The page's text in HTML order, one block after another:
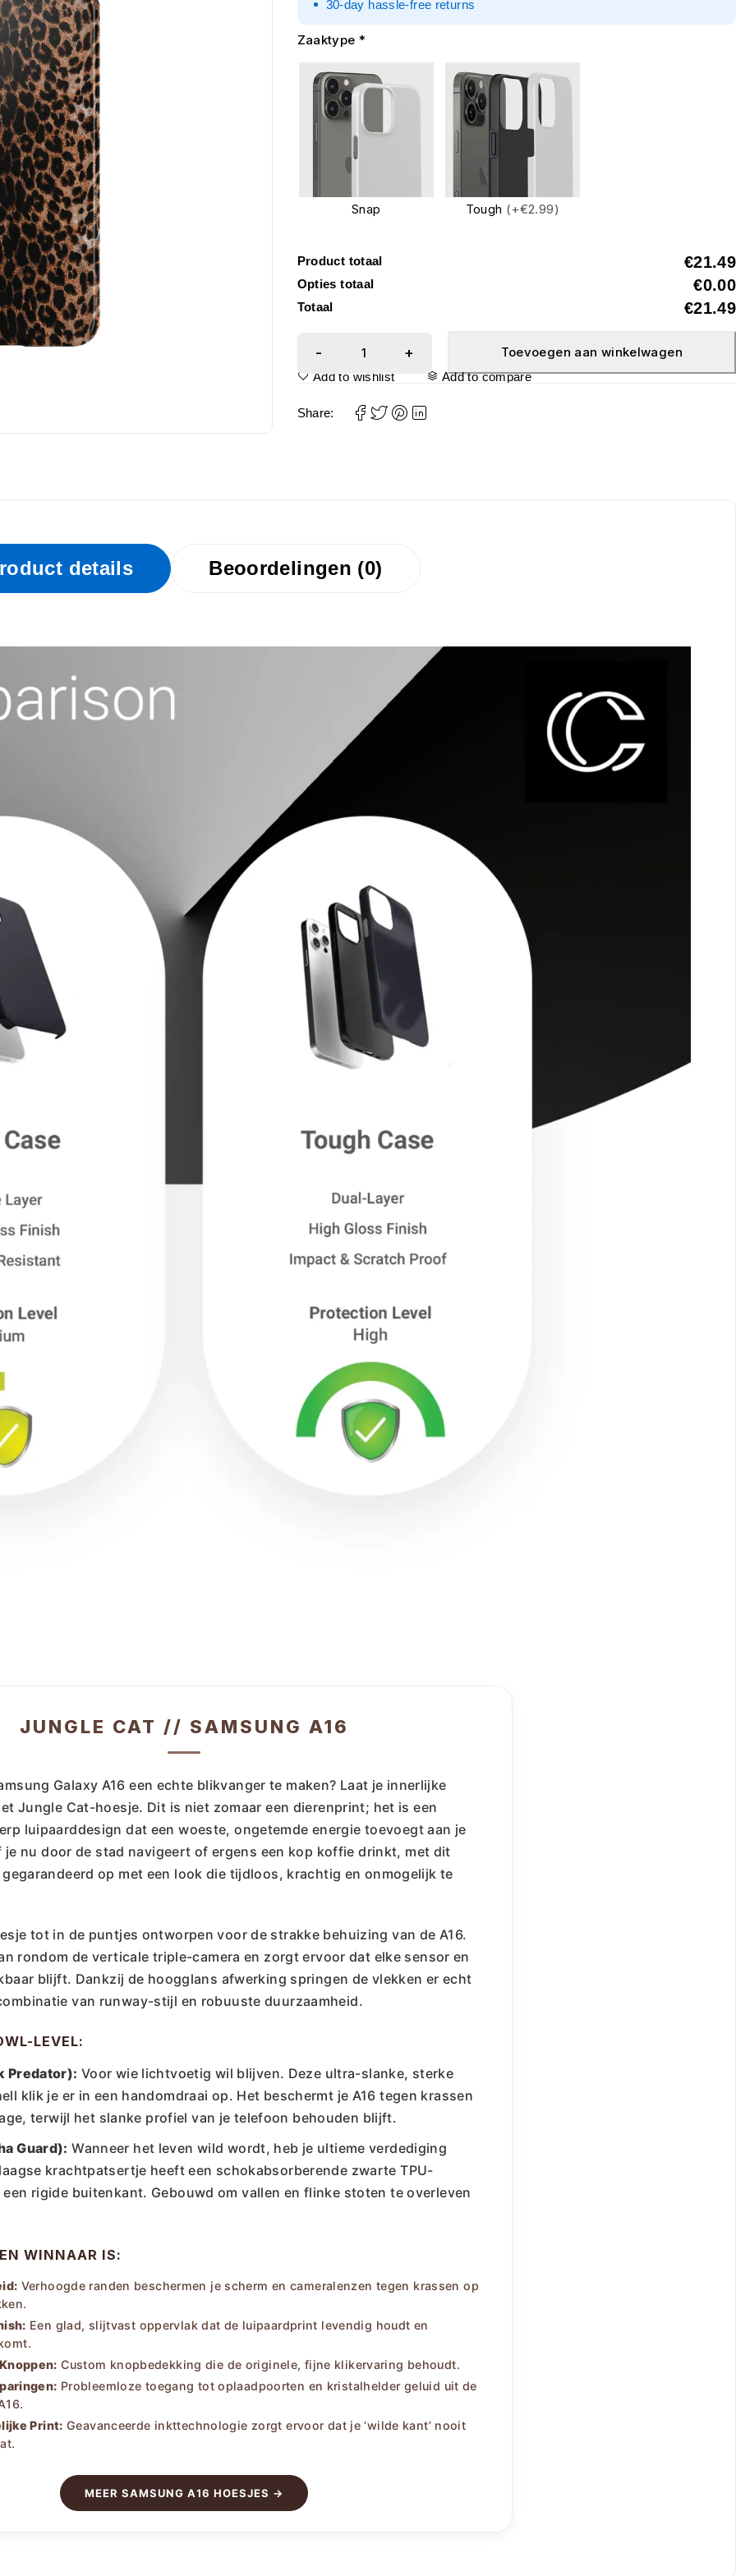
30-day hassle-free returns
Zaaktype *
Snap Tough (+€2.99)
Product totaal €21.49
Opties totaal €0.00
Totaal €21.49
Toevoegen aan winkelwagen
Add to wishlist Add to compare
Share:
details Beoordelingen (0)
JUNGLE CAT // SAMSUNG A16
Galaxy A16 een echte blikvanger te maken? Laat je innerlijke
Jungle Cat-hoesje. Dit is niet zomaar een dierenprint; het is een
luipaarddesign dat een woeste, ongetemde energie toevoegt aan je
je nu door de stad navigeert of ergens een kop koffie drinkt, met dit
gegarandeerd op met een look die tijdloos, krachtig en onmogelijk te
tot in de puntjes ontworpen voor de strakke behuizing van de A16.
rondom de verticale triple-camera en zorgt ervoor dat elke sensor en
blijft. Dankzij de hoogglans afwerking springen de vlekken er echt
van runway-stijl en robuuste duurzaamheid.
LEVEL:
Predator): Voor wie lichtvoetig wil blijven. Deze ultra-slanke, sterke
klik je er in een handomdraai op. Het beschermt je A16 tegen krassen
terwijl het slanke profiel van je telefoon behouden blijft.
Guard): Wanneer het leven wild wordt, heb je ultieme verdediging
krachtpatsertje heeft een schokabsorberende zwarte TPU-
rigide buitenkant. Gebouwd om vallen en flinke stoten te overleven
WINNAAR IS:
Verhoogde randen beschermen je scherm en cameralenzen tegen krassen op
Een glad, slijtvast oppervlak dat de luipaardprint levendig houdt en
Custom knopbedekking die de originele, fijne klikervaring behoudt.
Probleemloze toegang tot oplaadpoorten en kristalhelder geluid uit de
Print: Geavanceerde inkttechnologie zorgt ervoor dat je ‘wilde kant’ nooit
MEER SAMSUNG A16 HOESJES →